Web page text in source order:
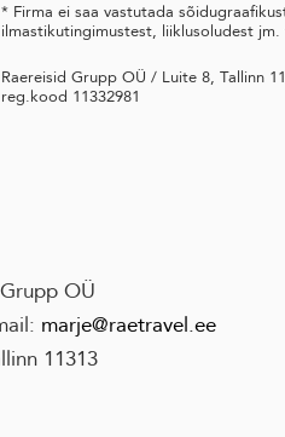
* Firma ei saa vastutada
ilmastikutingimustest, liiklusoludest
Raereisid Grupp OÜ / Luite 8, Tallinn
reg.kood 11332981
Grupp OÜ
marje@raetravel.ee
11313